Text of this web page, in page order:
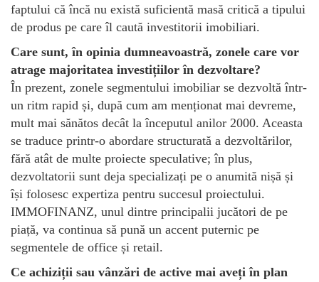
faptului că încă nu există suficientă masă critică a tipului
de produs pe care îl caută investitorii imobiliari.
Care sunt, în opinia dumneavoastră, zonele care vor
atrage majoritatea investițiilor în dezvoltare?
În prezent, zonele segmentului imobiliar se dezvoltă într-
un ritm rapid și, după cum am menționat mai devreme,
mult mai sănătos decât la începutul anilor 2000. Aceasta
se traduce printr-o abordare structurată a dezvoltărilor,
fără atât de multe proiecte speculative; în plus,
dezvoltatorii sunt deja specializați pe o anumită nișă și
își folosesc expertiza pentru succesul proiectului.
IMMOFINANZ, unul dintre principalii jucători de pe
piață, va continua să pună un accent puternic pe
segmentele de office și retail.
Ce achiziții sau vânzări de active mai aveți în plan